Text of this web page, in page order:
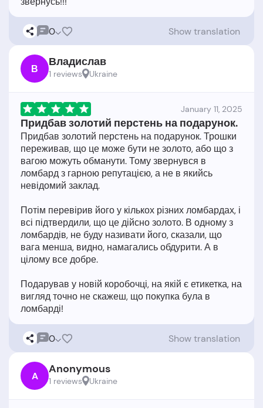
0 Show translation
В Владислав
1 reviews Ukraine
January 11, 2025
Придбав золотий перстень на подарунок.
Придбав золотий перстень на подарунок. Трошки
переживав, що це може бути не золото, або що з
вагою можуть обманути. Тому звернувся в
ломбард з гарною репутацією, а не в якийсь
невідомий заклад.
Потім перевірив його у кількох різних ломбардах, і
всі підтвердили, що це дійсно золото. В одному з
ломбардів, не буду називати його, сказали, що
вага менша, видно, намагались обдурити. А в
цілому все добре.
Подарував у новій коробочці, на якій є етикетка, на
вигляд точно не скажеш, що покупка була в
0 Show translation
A Anonymous
1 reviews Ukraine